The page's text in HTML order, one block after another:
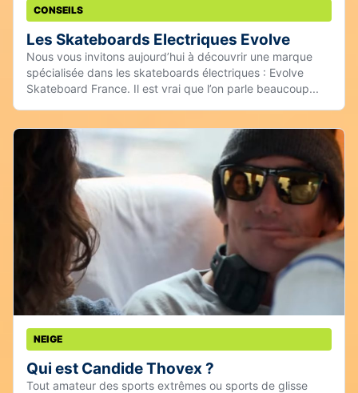
CONSEILS
Les Skateboards Electriques Evolve
Nous vous invitons aujourd’hui à découvrir une marque
spécialisée dans les skateboards électriques : Evolve
Skateboard France. Il est vrai que l’on parle beaucoup...
NEIGE
Qui est Candide Thovex ?
Tout amateur des sports extrêmes ou sports de glisse